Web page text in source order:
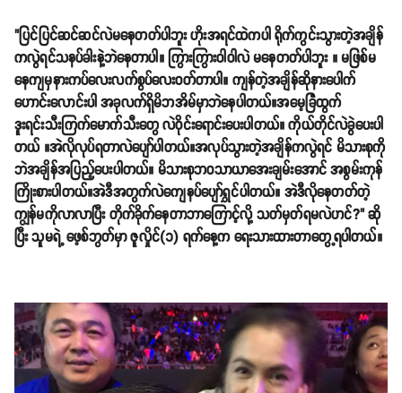
"ပြင်ပြင်ဆင်ဆင်လဲမနေတတ်ပါဘူး ဟိုးအရင်ထဲကပါ ရိုက်ကွင်းသွားတဲ့အချိန်
ကလွဲရင်သနပ်ခါးနဲ့ဘဲနေတာပါ။ ကြွားကြွားဝါဝါလဲ မနေတတ်ပါဘူး ။ မဖြစ်မ
နေကျမှနားကပ်လေးလက်စွပ်လေးဝတ်တာပါ။ ကျန်တဲ့အချိန်ဆိုနားပေါက်
ဟောင်းလောင်းပါ အခုလက်ရှိမိဘအိမ်မှာဘဲနေပါတယ်။အမေ့ခြံထွက်
ဒူးရင်းသီးကြက်မောက်သီးတွေ လဲဝိုင်းရောင်းပေးပါတယ်။ ကိုယ်တိုင်လဲခွဲပေးပါ
တယ် ။အဲလိုလုပ်ရတာလဲပျော်ပါတယ်။အလုပ်သွားတဲ့အချိန်ကလွဲရင် မိသားစုကို
ဘဲအချိန်အပြည့်ပေးပါတယ်။ မိသားစုဘဝသာယာအေးချမ်းအောင် အစွမ်းကုန်
ကြိုးစားပါတယ်။အဲဒီအတွက်လဲကျေနပ်ပျော်ရွှင်ပါတယ်။ အဲဒီလိုနေတတ်တဲ့
ကျွန်မကိုလာလာပြီး တိုက်ခိုက်နေတာဘာကြောင့်လို့ သတ်မှတ်ရမလဲဟင်?" ဆို
ပြီး သူမရဲ့ ဖေ့စ်ဘွတ်မှာ ဇူလှိုင်(၁) ရက်နေ့က ရေးသားထားတာတွေ့ရပါတယ်။